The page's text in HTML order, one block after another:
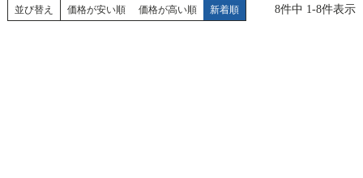
並び替え 価格が安い順 価格が高い順 新着順 8件中 1-8件表示